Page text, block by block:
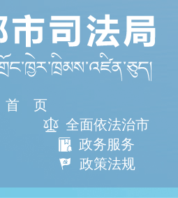
首页
全面依法治市
政务服务
政策法规